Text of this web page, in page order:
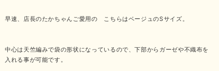
早速、店長のたかちゃんご愛用の こちらはベージュのSサイズ。
中心は天竺編みで袋の形状になっているので、下部からガーゼや不織布を
入れる事が可能です。